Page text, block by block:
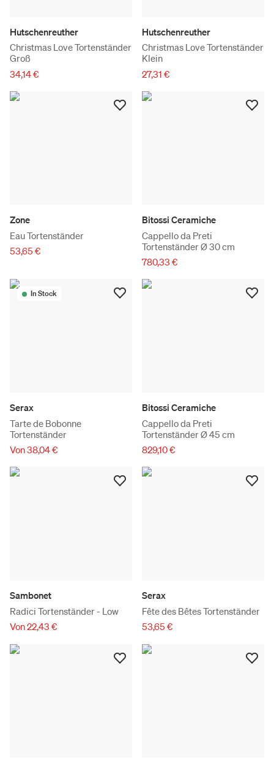
Hutschenreuther
Christmas Love Tortenständer
Groß
34,14 €
Hutschenreuther
Christmas Love Tortenständer
Klein
27,31 €
Zone
Eau Tortenständer
53,65 €
Bitossi Ceramiche
Cappello da Preti
Tortenständer Ø 30 cm
780,33 €
In Stock
Serax
Tarte de Bobonne
Tortenständer
Von 38,04 €
Bitossi Ceramiche
Cappello da Preti
Tortenständer Ø 45 cm
829,10 €
Sambonet
Radici Tortenständer - Low
Von 22,43 €
Serax
Fête des Bêtes Tortenständer
53,65 €